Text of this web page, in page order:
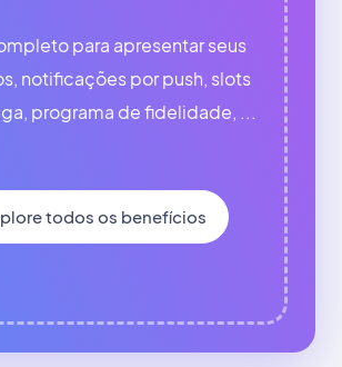
para apresentar seus
notificações por push, slots
programa de fidelidade, ...
todos os benefícios